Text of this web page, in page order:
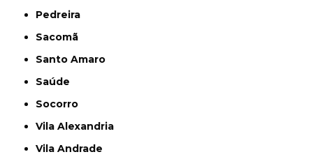
Pedreira
Sacomã
Santo Amaro
Saúde
Socorro
Vila Alexandria
Vila Andrade